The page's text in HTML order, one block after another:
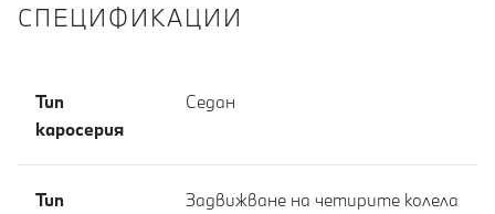
СПЕЦИФИКАЦИИ
Тип
каросерия
Седан
Тип
Задвижване на четирите колела